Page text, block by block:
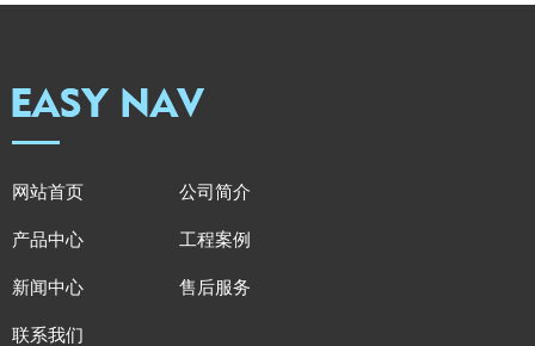
网站首页 公司简介
产品中心 工程案例
新闻中心 售后服务
联系我们